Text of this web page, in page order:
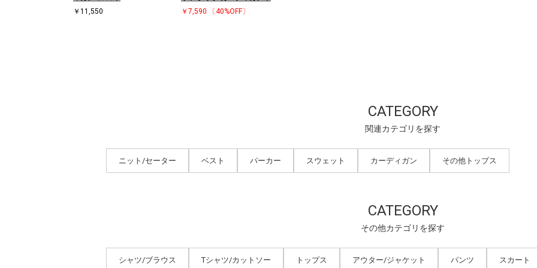
￥11,550
￥7,590
〔40%OFF〕
CATEGORY
関連カテゴリを探す
ニット/セーター ベスト パーカー スウェット カーディガン その他トップス
CATEGORY
その他カテゴリを探す
シャツ/ブラウス Tシャツ/カットソー トップス アウター/ジャケット パンツ スカート